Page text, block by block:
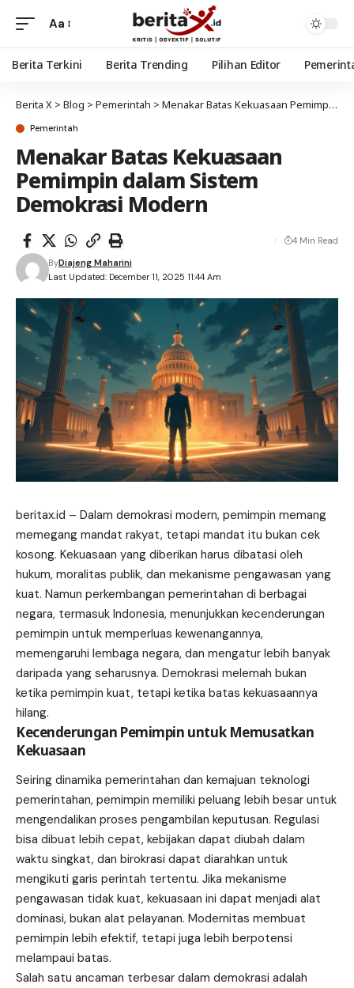
Aa
Berita Terkini Berita Trending Pilihan Editor
Berita X > Blog > Pemerintah > Menakar Batas Kekuasaan Pemimpin dalam Sistem Demokrasi Modern
Pemerintah
Menakar Batas Kekuasaan
Pemimpin dalam Sistem
Demokrasi Modern
Last Updated: December 11, 2025 11:44 Am
ByDiajeng Maharini
4 Min Read
beritax.id – Dalam demokrasi modern, pemimpin memang
memegang mandat rakyat, tetapi mandat itu bukan cek
kosong. Kekuasaan yang diberikan harus dibatasi oleh
hukum, moralitas publik, dan mekanisme pengawasan yang
kuat. Namun perkembangan pemerintahan di berbagai
negara, termasuk Indonesia, menunjukkan kecenderungan
pemimpin untuk memperluas kewenangannya,
memengaruhi lembaga negara, dan mengatur lebih banyak
daripada yang seharusnya. Demokrasi melemah bukan
ketika pemimpin kuat, tetapi ketika batas kekuasaannya
hilang.
Kecenderungan Pemimpin untuk Memusatkan
Kekuasaan
Seiring dinamika pemerintahan dan kemajuan teknologi
pemerintahan, pemimpin memiliki peluang lebih besar untuk
mengendalikan proses pengambilan keputusan. Regulasi
bisa dibuat lebih cepat, kebijakan dapat diubah dalam
waktu singkat, dan birokrasi dapat diarahkan untuk
mengikuti garis perintah tertentu. Jika mekanisme
pengawasan tidak kuat, kekuasaan ini dapat menjadi alat
dominasi, bukan alat pelayanan. Modernitas membuat
pemimpin lebih efektif, tetapi juga lebih berpotensi
melampaui batas.
Salah satu ancaman terbesar dalam demokrasi adalah